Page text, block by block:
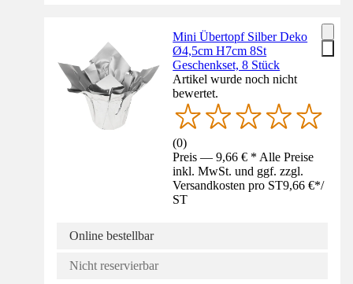
Mini Übertopf Silber Deko
Ø4,5cm H7cm 8St
Geschenkset, 8 Stück
Artikel wurde noch nicht
bewertet.
(0)
Preis — 9,66 € * Alle Preise
inkl. MwSt. und ggf. zzgl.
Versandkosten pro ST9,66 €*/
ST
Online bestellbar
Nicht reservierbar